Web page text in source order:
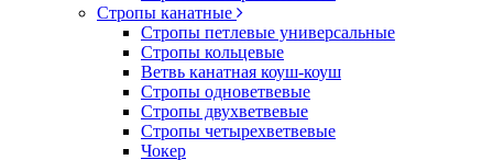
Стропы канатные
Стропы петлевые универсальные
Стропы кольцевые
Ветвь канатная коуш-коуш
Стропы одноветвевые
Стропы двухветвевые
Стропы четырехветвевые
Чокер